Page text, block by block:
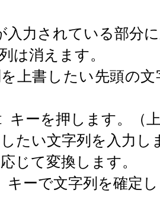
入力されている部分
は消えます。
書したい先頭の文
キーを押します。（
い文字列を入力し
て変換します。
キーで文字列を確定